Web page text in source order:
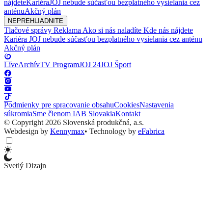
nájdeteKariéraJOJ nebude súčasťou bezplatného vysielania cez
anténuAkčný plán
NEPREHLIADNITE
Tlačové správy Reklama Ako si nás naladíte Kde nás nájdete
Kariéra JOJ nebude súčasťou bezplatného vysielania cez anténu
Akčný plán
LiveArchívTV ProgramJOJ 24JOJ Šport
Podmienky pre spracovanie obsahuCookiesNastavenia
súkromiaSme členom IAB SlovakiaKontakt
© Copyright 2026 Slovenská produkčná, a.s.
Webdesign by Kennymax• Technology by eFabrica
Svetlý Dizajn